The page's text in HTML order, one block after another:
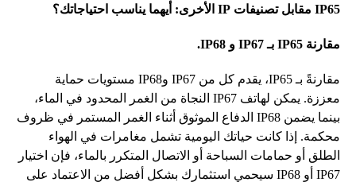
IP65 مقابل تصنيفات الأخرى: أيهما يناسب احتياجاتك؟
مقارنة بـIP67 و
مقارنةً بـ يقدم كل من وIP68 مستويات حماية
معززة. يمكن لهاتف النجاة من الغمر المحدود في الماء،
بينما يضمن الدفاع الموثوق أثناء الغمر المستمر في ظروف
محكمة. إذا كانت حياتك اليومية تشمل مغامرات في الهواء
الطلق أو حمامات السباحة أو الاتصال المتكرر بالماء، فإن اختيار
IP67 أو سيحمي استثمارك بشكل أفضل من الاعتماد على